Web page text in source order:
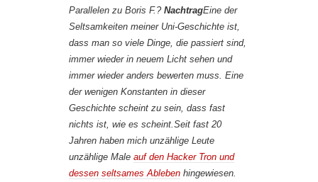
Parallelen zu Boris F.? NachtragEine der
Seltsamkeiten meiner Uni-Geschichte ist,
dass man so viele Dinge, die passiert sind,
immer wieder in neuem Licht sehen und
immer wieder anders bewerten muss. Eine
der wenigen Konstanten in dieser
Geschichte scheint zu sein, dass fast
nichts ist, wie es scheint.Seit fast 20
Jahren haben mich unzählige Leute
unzählige Male auf den Hacker Tron und
dessen seltsames Ableben hingewiesen.